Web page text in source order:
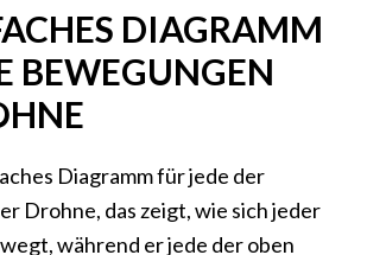
DIAGRAMM
BEWEGUNGEN
Diagramm für jede der
Drohne, das zeigt, wie sich jeder
während er jede der oben